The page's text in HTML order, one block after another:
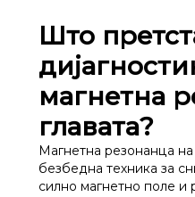
Што
магнетна
главата?
Магнетна резонанца
безбедна техника за
силно магнетно поле и